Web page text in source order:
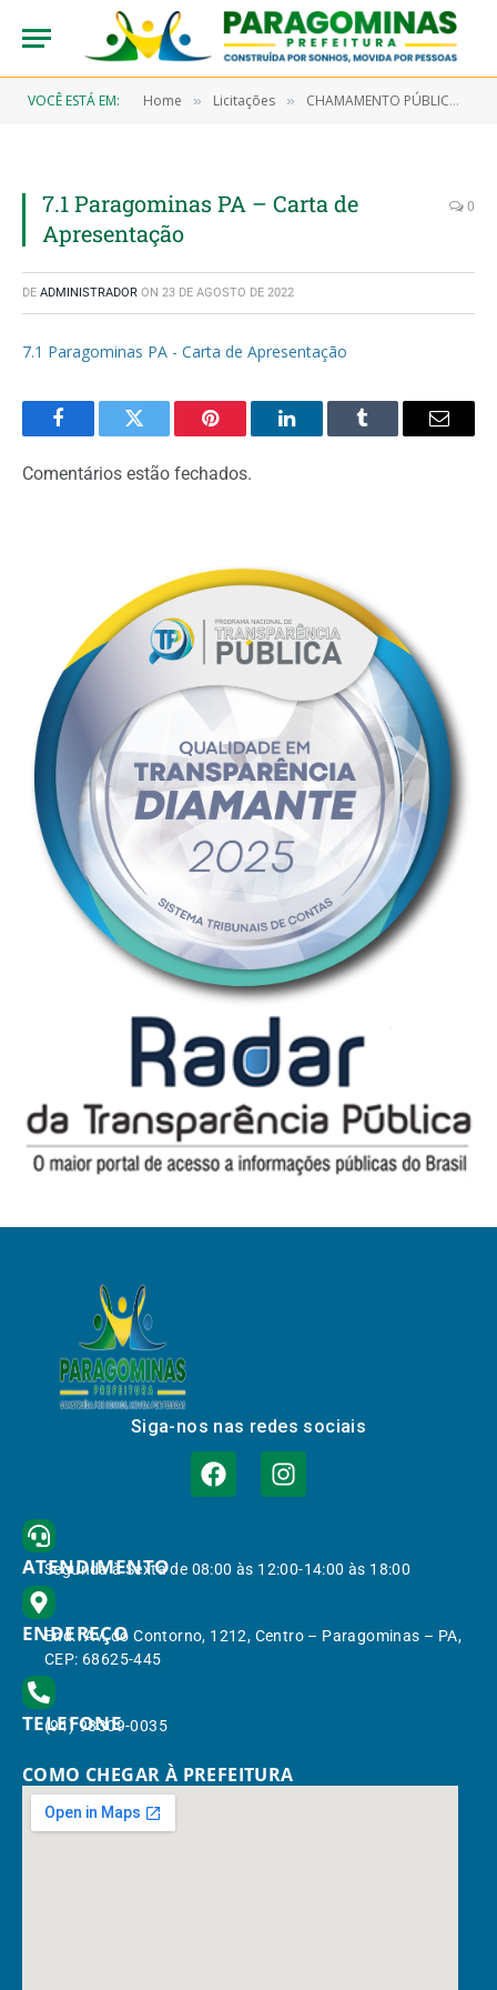
VOCÊ ESTÁ EM: Home » Licitações » CHAMAMENTO PÚBLICO Nº 0001/2022 (Contratação de entidade fechada de previdência complementar para prestar o serviço de administração de planos de benefícios previdenciários complementares a serem oferecidos aos servidores públicos tratados na Lei Municipal 1.078/2022)
7.1 Paragominas PA – Carta de
Apresentação
0
DE ADMINISTRADOR ON 23 DE AGOSTO DE 2022
7.1 Paragominas PA - Carta de Apresentação
FacebookTwitter Pinterest LinkedInTumblr Email
Comentários estão fechados.
Siga-nos nas redes sociais
ATENDIMENTO
Segunda à Sexta de 08:00 às 12:00-14:00 às 18:00
ENDEREÇO
End.: Av. do Contorno, 1212, Centro – Paragominas – PA,
CEP: 68625-445
TELEFONE
(91) 98309-0035
COMO CHEGAR À PREFEITURA